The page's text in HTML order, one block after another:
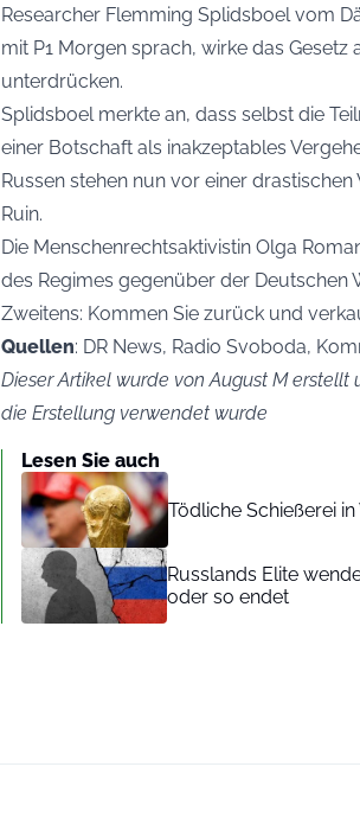
Researcher Flemming Splidsboel vom
mit P1 Morgen sprach, wirke das
unterdrücken.
Splidsboel merkte an, dass selbst die
einer Botschaft als inakzeptables
Russen stehen nun vor einer
Ruin.
Die Menschenrechtsaktivistin Olga
des Regimes gegenüber der Deutschen
Zweitens: Kommen Sie zurück und
Quellen: DR News, Radio Svoboda,
Dieser Artikel wurde von August M
die Erstellung verwendet wurde
Lesen Sie auch
Tödliche Schießerei
Russlands Elite
oder so endet